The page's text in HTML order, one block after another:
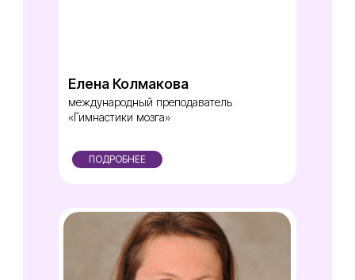
Елена Колмакова
международный преподаватель
«Гимнастики мозга»
ПОДРОБНЕЕ